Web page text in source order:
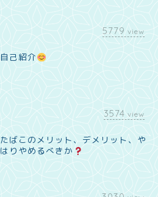
5779 view
自己紹介
3574 view
たばこのメリット、デメリット、や
はりやめるべきか